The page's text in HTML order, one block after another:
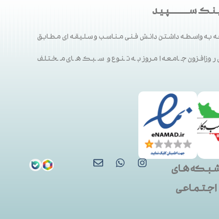
ســـــــــپید
به واسطه داشتن دانش فنی مناسب و سلیقه ای مطابق
روزافزون جامعه امروز به تنوع و سبک های مختلف
های
اجتماعی